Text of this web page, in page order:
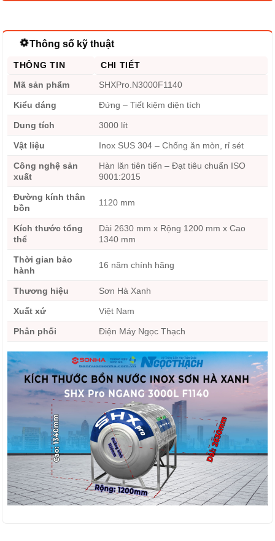
Thông số kỹ thuật
THÔNG TIN
CHI TIẾT
Mã sản phẩm
SHXPro.N3000F1140
Kiểu dáng Đứng – Tiết kiệm diện tích
Dung tích 3000 lít
Vật liệu Inox SUS 304 – Chống ăn mòn, rỉ sét
Công nghệ sản
xuất
Hàn lăn tiên tiến – Đạt tiêu chuẩn ISO
9001:2015
Đường kính thân
bồn
1120 mm
Kích thước tổng
thể
Dài 2630 mm x Rộng 1200 mm x Cao
1340 mm
Thời gian bảo
hành
16 năm chính hãng
Thương hiệu Sơn Hà Xanh
Xuất xứ Việt Nam
Phân phối Điện Máy Ngọc Thạch